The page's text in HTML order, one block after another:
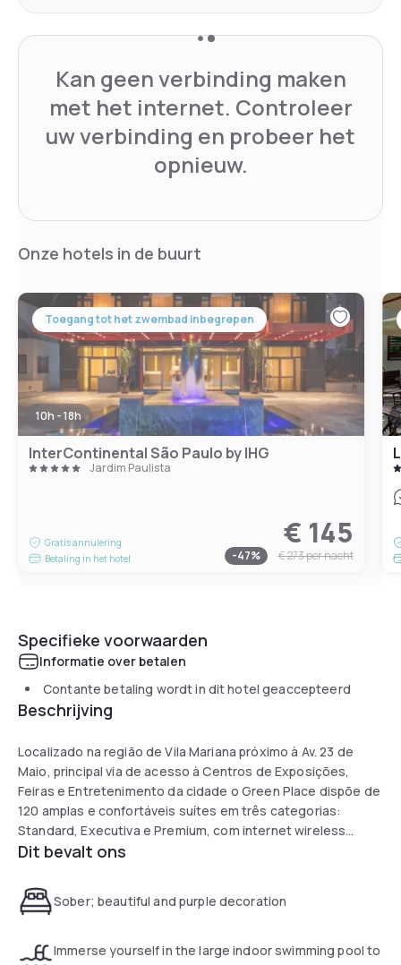
Kan geen verbinding maken
met het internet. Controleer
uw verbinding en probeer het
opnieuw.
Onze hotels in de buurt
Toegang tot het zwembad inbegrepen
10h - 18h
InterContinental São Paulo by IHG
Jardim Paulista
Gratis annulering
Betaling in het hotel
€ 145
-47% € 273per nacht
Specifieke voorwaarden
Informatie over betalen
Contante betaling wordt in dit hotel geaccepteerd
Beschrijving
Localizado na região de Vila Mariana próximo à Av. 23 de
Maio, principal via de acesso à Centros de Exposições,
Feiras e Entretenimento da cidade o Green Place dispõe de
120 amplas e confortáveis suítes em três categorias:
Standard, Executiva e Premium, com internet wireless
gratuita em todas as acomodações.
Toda a infraestrutura para realização do seu evento em um
espaço agradável com serviços de locação de
especial. Na área de lazer estão disponíveis: Piscina semi
Dit bevalt ons
Sober; beautiful and purple decoration
Immerse yourself in the large indoor swimming pool to